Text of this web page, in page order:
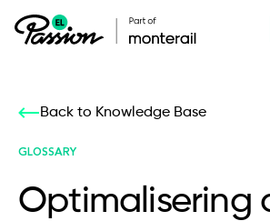
Back to Knowledge Base
GLOSSARY
Optimalisering